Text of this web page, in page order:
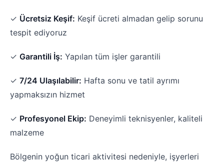
✓ Ücretsiz Keşif: Keşif ücreti almadan gelip sorunu
tespit ediyoruz
✓ Garantili İş: Yapılan tüm işler garantili
✓ 7/24 Ulaşılabilir: Hafta sonu ve tatil ayrımı
yapmaksızın hizmet
✓ Profesyonel Ekip: Deneyimli teknisyenler, kaliteli
malzeme
Bölgenin yoğun ticari aktivitesi nedeniyle, işyerleri